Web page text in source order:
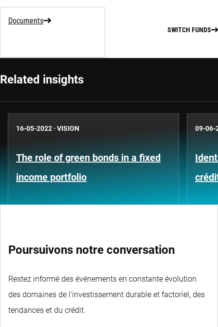
Documents
SWITCH FUNDS
Related insights
16-05-2022 · VISION
The role of green bonds in a fixed
income portfolio
09-06-
Poursuivons notre conversation
Restez informé des événements en constante évolution
des domaines de l'investissement durable et factoriel, des
tendances et du crédit.